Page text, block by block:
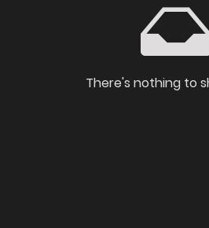
There's nothing to